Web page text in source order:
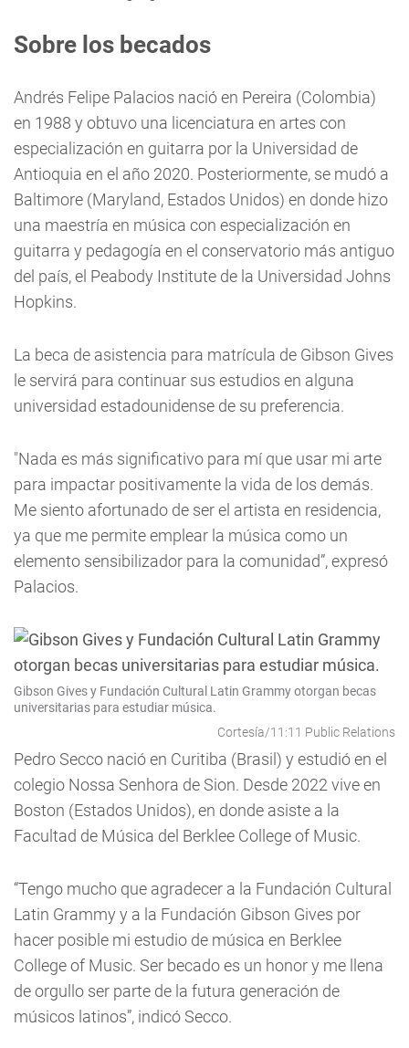
Sobre los becados
Andrés Felipe Palacios nació en Pereira (Colombia)
en 1988 y obtuvo una licenciatura en artes con
especialización en guitarra por la Universidad de
Antioquia en el año 2020. Posteriormente, se mudó a
Baltimore (Maryland, Estados Unidos) en donde hizo
una maestría en música con especialización en
guitarra y pedagogía en el conservatorio más antiguo
del país, el Peabody Institute de la Universidad Johns
Hopkins.
La beca de asistencia para matrícula de Gibson Gives
le servirá para continuar sus estudios en alguna
universidad estadounidense de su preferencia.
"Nada es más significativo para mí que usar mi arte
para impactar positivamente la vida de los demás.
Me siento afortunado de ser el artista en residencia,
ya que me permite emplear la música como un
elemento sensibilizador para la comunidad”, expresó
Palacios.
Gibson Gives y Fundación Cultural Latin Grammy otorgan becas
universitarias para estudiar música.
Cortesía/11:11 Public Relations
Pedro Secco nació en Curitiba (Brasil) y estudió en el
colegio Nossa Senhora de Sion. Desde 2022 vive en
Boston (Estados Unidos), en donde asiste a la
Facultad de Música del Berklee College of Music.
“Tengo mucho que agradecer a la Fundación Cultural
Latin Grammy y a la Fundación Gibson Gives por
hacer posible mi estudio de música en Berklee
College of Music. Ser becado es un honor y me llena
de orgullo ser parte de la futura generación de
músicos latinos”, indicó Secco.